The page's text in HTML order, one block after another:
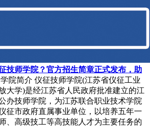
技师学院？官方招生简章正式发布，助
学院简介 仪征技师学院(江苏省仪征工业
大学)是经江苏省人民政府批准建立的江
办技师学院，为江苏联合职业技术学院
征市政府直属事业单位，以培养五年一
、高级技工等高技能人才为主要任务的